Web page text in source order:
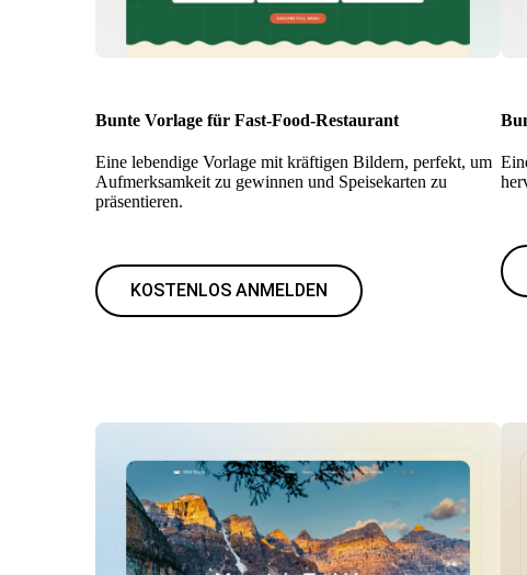
Bunte Vorlage für Fast-Food-Restaurant
Eine lebendige Vorlage mit kräftigen Bildern, perfekt, um
Aufmerksamkeit zu gewinnen und Speisekarten zu
präsentieren.
KOSTENLOS ANMELDEN